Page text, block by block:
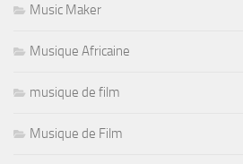
Music Maker
Musique Africaine
musique de film
Musique de Film